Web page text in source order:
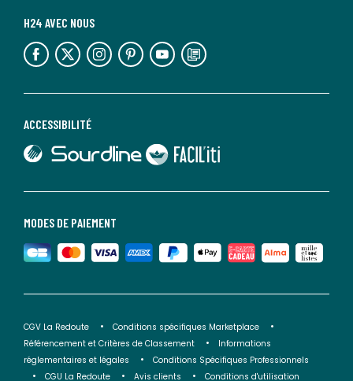
MODES DE PAIEMENT
ACCESSIBILITÉ
lien vers Sourdline
lien vers Faciliti
H24 AVEC NOUS
lien vers l'espace réseaux sociaux lien vers l'espace réseaux sociaux lien vers l'espace réseaux sociaux lien vers l'espace réseaux sociaux lien vers l'espace réseaux sociaux lien vers le blog la redoute
CGV La Redoute
Conditions spécifiques Marketplace
Référencement et Critères de Classement
Informations
réglementaires et légales
Conditions Spécifiques Professionnels
CGU La Redoute
Avis clients Conditions d'utilisation